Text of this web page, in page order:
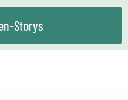
Storys